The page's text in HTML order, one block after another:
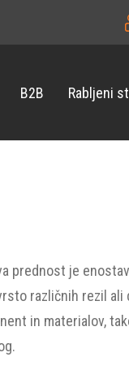
B2B Rabljeni
prednost je
različnih rezil
in materialov,